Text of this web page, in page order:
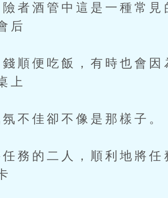
者酒管中這是一種常見
后
順便吃飯，有時也會因
上
不佳卻不像是那樣子。
務的二人，順利地將任